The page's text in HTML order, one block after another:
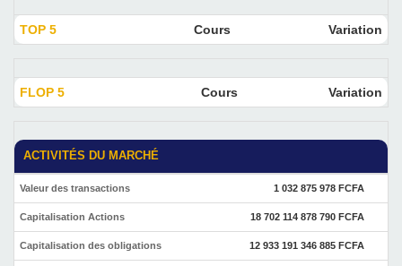
TOP 5 Cours Variation
FLOP 5 Cours Variation
ACTIVITÉS DU MARCHÉ
Valeur des transactions 1 032 875 978 FCFA
Capitalisation Actions 18 702 114 878 790 FCFA
Capitalisation des obligations 12 933 191 346 885 FCFA